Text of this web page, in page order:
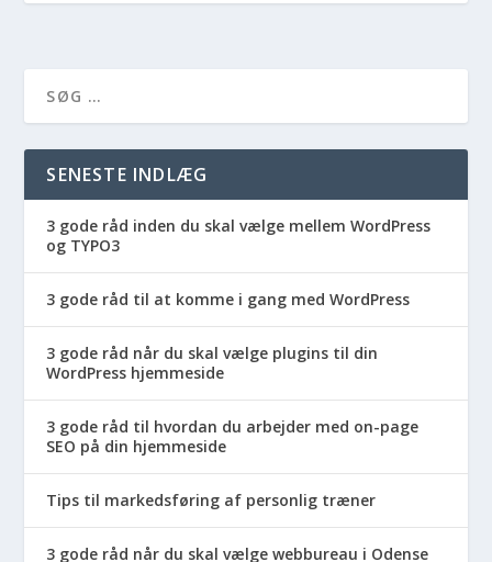
SENESTE INDLÆG
3 gode råd inden du skal vælge mellem WordPress
og TYPO3
3 gode råd til at komme i gang med WordPress
3 gode råd når du skal vælge plugins til din
WordPress hjemmeside
3 gode råd til hvordan du arbejder med on-page
SEO på din hjemmeside
Tips til markedsføring af personlig træner
3 gode råd når du skal vælge webbureau i Odense